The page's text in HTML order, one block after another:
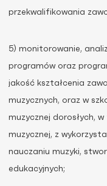
przekwalifikowania
5) monitorowanie,
programów oraz
jakość kształcenia
muzycznych, oraz w
muzycznej dorosłych,
muzycznej, z
nauczaniu muzyki,
edukacyjnych;